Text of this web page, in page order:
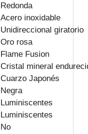
Redonda
Acero inoxidable
Unidireccional giratorio
Oro rosa
Flame Fusion
Cristal mineral
Cuarzo Japonés
Negra
Luminiscentes
Luminiscentes
No